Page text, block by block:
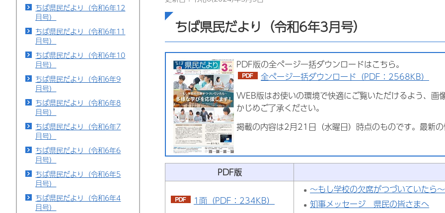
ちば県民だより（令和6年12
月号）
ちば県民だより（令和6年11
月号）
ちば県民だより（令和6年10
月号）
ちば県民だより（令和6年9
月号）
ちば県民だより（令和6年8
月号）
ちば県民だより（令和6年7
月号）
ちば県民だより（令和6年6
月号）
ちば県民だより（令和6年5
月号）
ちば県民だより（令和6年4
月号）
ちば県民だより（令和6年3月号）
PDF版の全ページ一括ダウンロードはこちら。
全ページ一括ダウンロード（PDF：2568KB）
WEB版はお使いの環境で快適にご覧いただけるよう、画
かじめご了承ください。
掲載の内容は2月21日（水曜日）時点のものです。最新
PDF版
1面（PDF：234KB）
～もし学校の欠席がつづいていたら
知事メッセージ 県民の皆さまへ